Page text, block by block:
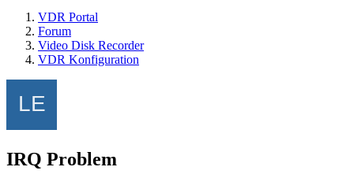
VDR Portal
Forum
Video Disk Recorder
VDR Konfiguration
IRQ Problem